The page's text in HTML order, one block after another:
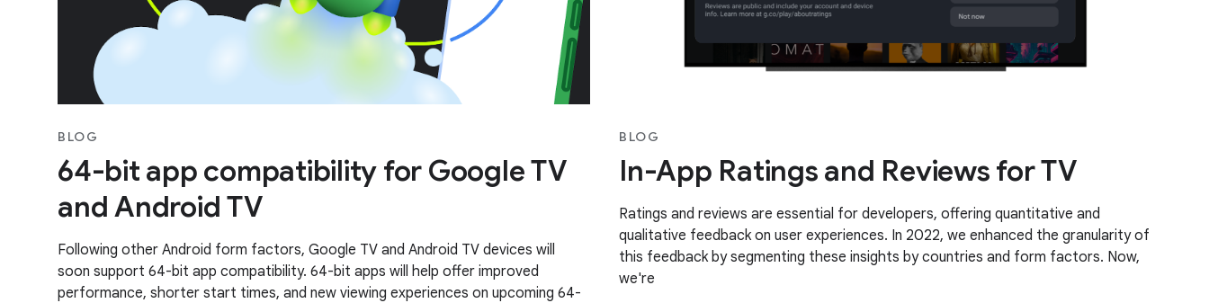
BLOG
64-bit app compatibility for Google TV
and Android TV
Following other Android form factors, Google TV and Android TV devices will
soon support 64-bit app compatibility. 64-bit apps will help offer improved
performance, shorter start times, and new viewing experiences on upcoming 64-
BLOG
In-App Ratings and Reviews for TV
Ratings and reviews are essential for developers, offering quantitative and
qualitative feedback on user experiences. In 2022, we enhanced the granularity of
this feedback by segmenting these insights by countries and form factors. Now,
we're